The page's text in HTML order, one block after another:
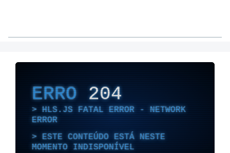
ERRO204
HLS.JS FATAL ERROR - NETWORK
ERROR
ESTE CONTEÚDO ESTÁ NESTE
MOMENTO INDISPONÍVEL